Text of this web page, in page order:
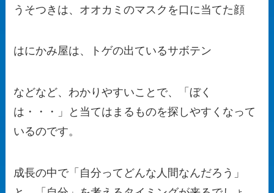
うそつきは、オオカミのマスクを口に当てた顔
はにかみ屋は、トゲの出ているサボテン
などなど、わかりやすいことで、「ぼく
は・・・」と当てはまるものを探しやすくなって
いるのです。
成長の中で「自分ってどんな人間なんだろう」